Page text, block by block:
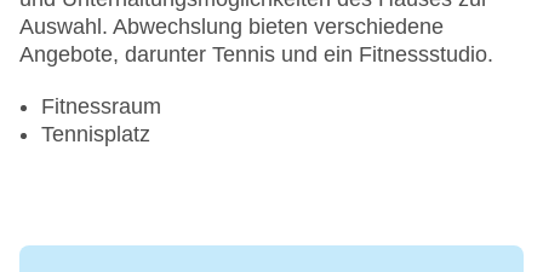
Auswahl. Abwechslung bieten verschiedene
Angebote, darunter Tennis und ein Fitnessstudio.
Fitnessraum
Tennisplatz